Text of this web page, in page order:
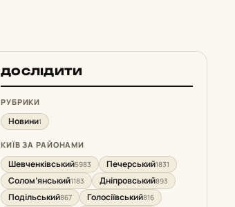
ДОСЛІДИТИ
РУБРИКИ
Новини1
КИЇВ ЗА РАЙОНАМИ
Шевченківський5983 Печерський1831
Солом’янський1183 Дніпровський893
Подільський867 Голосіївський816